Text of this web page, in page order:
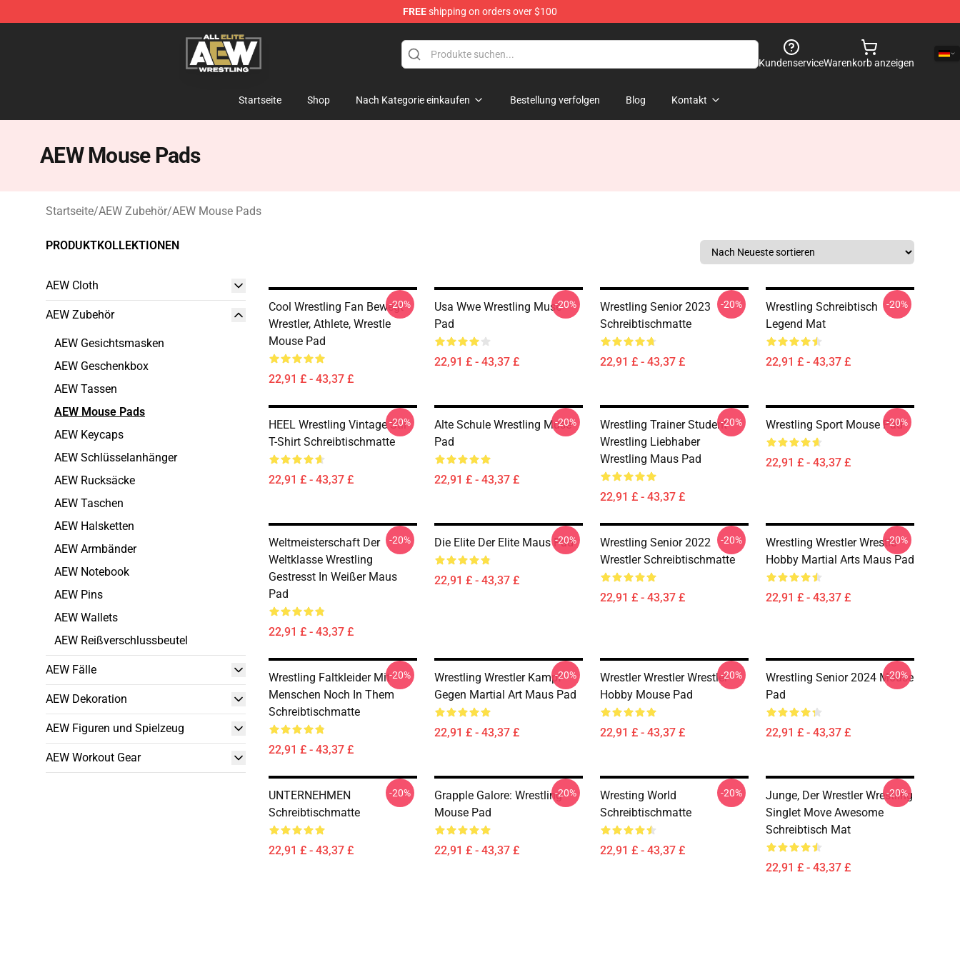
FREEshipping on orders over $100
Aew Shop ⚡️ Official Aew Merchandise Store
KundenserviceWarenkorb anzeigen
Startseite Shop Nach Kategorie einkaufen Bestellung verfolgen Blog Kontakt
AEW Mouse Pads
Startseite/AEW Zubehör/AEW Mouse Pads
PRODUKTKOLLEKTIONEN
AEW Cloth
AEW Zubehör
AEW Gesichtsmasken
AEW Geschenkbox
AEW Tassen
AEW Mouse Pads
AEW Keycaps
AEW Schlüsselanhänger
AEW Rucksäcke
AEW Taschen
AEW Halsketten
AEW Armbänder
AEW Notebook
AEW Pins
AEW Wallets
AEW Reißverschlussbeutel
AEW Fälle
AEW Dekoration
AEW Figuren und Spielzeug
AEW Workout Gear
Cool Wrestling Fan Bewegt
Wrestler, Athlete, Wrestle
Mouse Pad
22,91 £ - 43,37 £
-20%
Usa Wwe Wrestling Muse
Pad
22,91 £ - 43,37 £
-20%
Wrestling Senior 2023
Schreibtischmatte
22,91 £ - 43,37 £
-20%
Wrestling Schreibtisch
Legend Mat
22,91 £ - 43,37 £
-20%
HEEL Wrestling Vintage Stil
T-Shirt Schreibtischmatte
22,91 £ - 43,37 £
-20%
Alte Schule Wrestling Muse
Pad
22,91 £ - 43,37 £
-20%
Wrestling Trainer Student
Wrestling Liebhaber
Wrestling Maus Pad
22,91 £ - 43,37 £
-20% Wrestling Sport Mouse Pad
22,91 £ - 43,37 £
-20%
Weltmeisterschaft Der
Weltklasse Wrestling
Gestresst In Weißer Maus
Pad
22,91 £ - 43,37 £
-20% Die Elite Der Elite Maus Pad
22,91 £ - 43,37 £
-20%
Wrestling Senior 2022
Wrestler Schreibtischmatte
22,91 £ - 43,37 £
-20%
Wrestling Wrestler Wrestle
Hobby Martial Arts Maus Pad
22,91 £ - 43,37 £
-20%
Wrestling Faltkleider Mit
Menschen Noch In Them
Schreibtischmatte
22,91 £ - 43,37 £
-20%
Wrestling Wrestler Kampf
Gegen Martial Art Maus Pad
22,91 £ - 43,37 £
-20%
Wrestler Wrestler Wrestler
Hobby Mouse Pad
22,91 £ - 43,37 £
-20%
Wrestling Senior 2024 Mouse
Pad
22,91 £ - 43,37 £
-20%
UNTERNEHMEN
Schreibtischmatte
22,91 £ - 43,37 £
-20%
Grapple Galore: Wrestling
Mouse Pad
22,91 £ - 43,37 £
-20%
Wresting World
Schreibtischmatte
22,91 £ - 43,37 £
-20%
Junge, Der Wrestler Wrestling
Singlet Move Awesome
Schreibtisch Mat
22,91 £ - 43,37 £
-20%